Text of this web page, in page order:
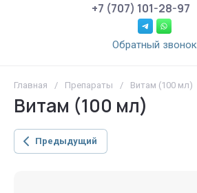
+7 (707) 101-28-97
Обратный звонок
Главная / Препараты / Витам (100 мл)
Витам (100 мл)
Предыдущий